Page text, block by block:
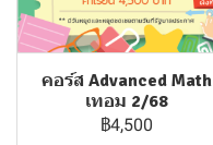
คอร์ส Advanced Math
เทอม 2/68
฿4,500